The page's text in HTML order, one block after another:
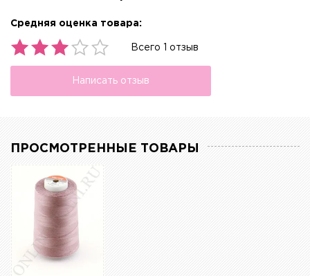
Средняя оценка товара:
Всего 1 отзыв
Написать отзыв
ПРОСМОТРЕННЫЕ ТОВАРЫ